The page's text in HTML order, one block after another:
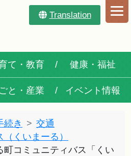
Translation
て・教育 健康・福祉
と・産業 イベント情報
続き
交通
くいまーる）
町コミュニティバス「くい